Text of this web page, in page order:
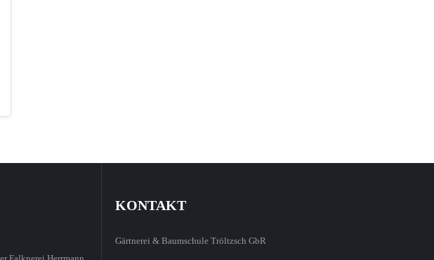
KONTAKT
Gärtnerei & Baumschule Tröltzsch GbR